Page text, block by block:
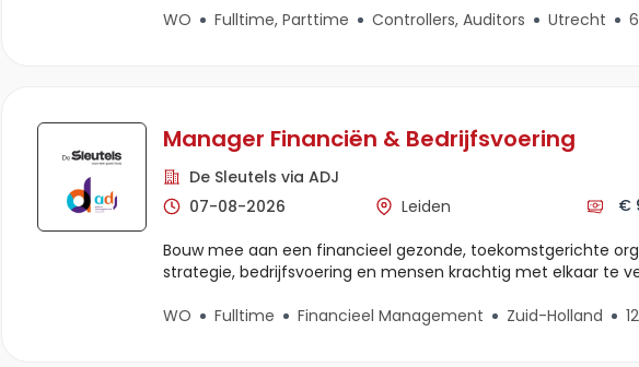
WO
Fulltime, Parttime Controllers, Auditors Utrecht
Manager Financiën & Bedrijfsvoering
De Sleutels via ADJ
07-08-2026
Leiden €
Bouw mee aan een financieel gezonde, toekomstgerichte
strategie, bedrijfsvoering en mensen krachtig met elkaar te
WO
Fulltime Financieel Management Zuid-Holland